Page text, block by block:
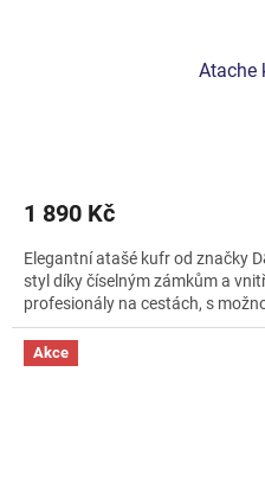
Atache
je
z
5
hvězdiček.
1 890 Kč
Elegantní atašé kufr od značky
styl díky číselným zámkům a
profesionály na cestách, s
Akce